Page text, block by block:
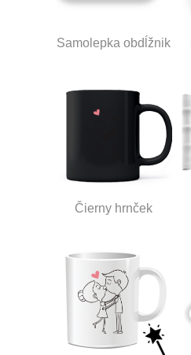
Samolepka obdĺžnik
Čierny hrnček